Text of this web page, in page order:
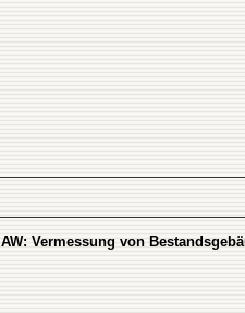
AW: Vermessung von